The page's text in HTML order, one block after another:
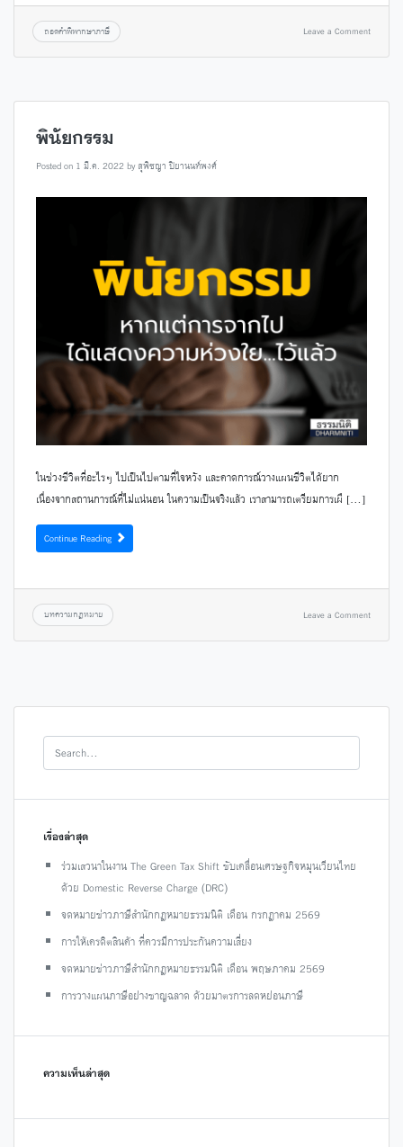
ถอดคำพิพากษาภาษี Leave a Comment
พินัยกรรม
Posted on 1 มี.ค. 2022 byสุพิชญา ปิยานนท์พงศ์
ในช่วงชีวิตที่อะไรๆ ไปเป็นไปตามที่ใจหวัง และคาดการณ์วางแผนชีวิตได้ยาก
เนื่องจากสถานการณ์ที่ไม่แน่นอน ในความเป็นจริงแล้ว เราสามารถเตรียมการเผื […]
Continue Reading
บทความกฎหมาย Leave a Comment
เรื่องล่าสุด
ร่วมเสวนาในงาน The Green Tax Shift ขับเคลื่อนเศรษฐกิจหมุนเวียนไทย
ด้วย Domestic Reverse Charge (DRC)
จดหมายข่าวภาษีสำนักกฎหมายธรรมนิติ เดือน กรกฎาคม 2569
การให้เครดิตสินค้า ที่ควรมีการประกันความเสี่ยง
จดหมายข่าวภาษีสำนักกฎหมายธรรมนิติ เดือน พฤษภาคม 2569
การวางแผนภาษีอย่างชาญฉลาด ด้วยมาตรการลดหย่อนภาษี
ความเห็นล่าสุด